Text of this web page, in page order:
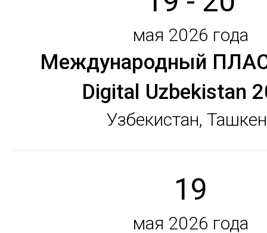
мая 2026 года
Международный
Digital Uzbekistan
Узбекистан,
19
мая 2026 года